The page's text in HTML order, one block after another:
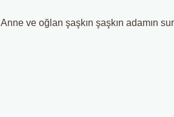
Anne ve oğlan şaşkın şaşkın adamın